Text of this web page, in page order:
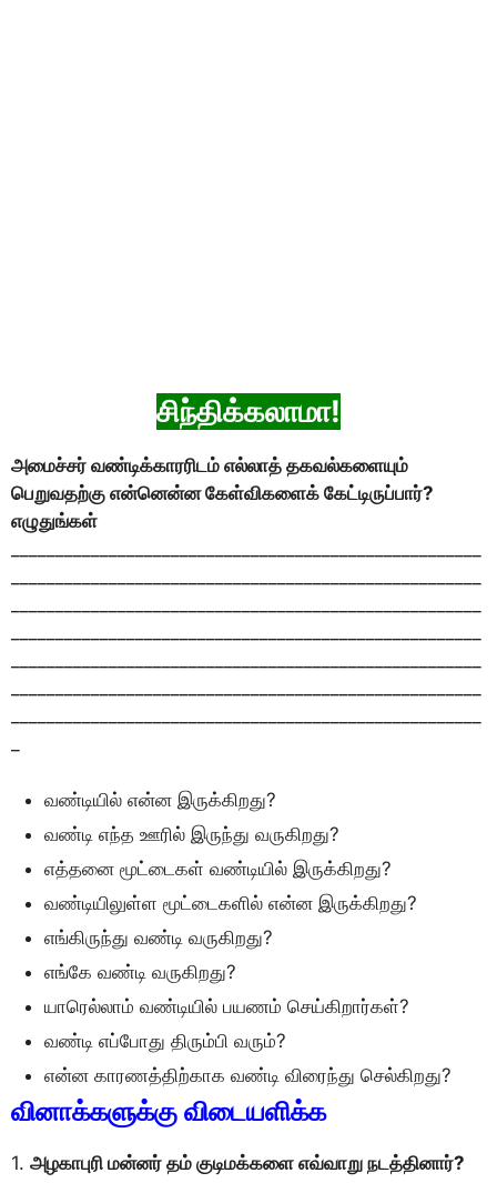
சிந்திக்கலாமா!
அமைச்சர் வண்டிக்காரரிடம் எல்லாத் தகவல்களையும்
பெறுவதற்கு என்னென்ன கேள்விகளைக் கேட்டிருப்பார்?
எழுதுங்கள்
வண்டியில் என்ன இருக்கிறது?
வண்டி எந்த ஊரில் இருந்து வருகிறது?
எத்தனை மூட்டைகள் வண்டியில் இருக்கிறது?
வண்டியிலுள்ள மூட்டைகளில் என்ன இருக்கிறது?
எங்கிருந்து வண்டி வருகிறது?
எங்கே வண்டி வருகிறது?
யாரெல்லாம் வண்டியில் பயணம் செய்கிறார்கள்?
வண்டி எப்போது திரும்பி வரும்?
என்ன காரணத்திற்காக வண்டி விரைந்து செல்கிறது?
வினாக்களுக்கு விடையளிக்க
1. அழகாபுரி மன்னர் தம் குடிமக்களை எவ்வாறு நடத்தினார்?